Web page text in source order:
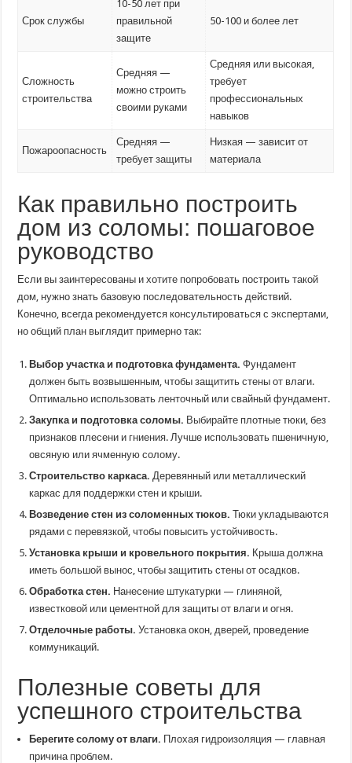
Срок службы
10-50 лет при
правильной
защите
50-100 и более лет
Сложность
строительства
Средняя —
можно строить
своими руками
Средняя или высокая,
требует
профессиональных
навыков
Пожароопасность
Средняя —
требует защиты
Низкая — зависит от
материала
Как правильно построить
дом из соломы: пошаговое
руководство
Если вы заинтересованы и хотите попробовать построить такой
дом, нужно знать базовую последовательность действий.
Конечно, всегда рекомендуется консультироваться с экспертами,
но общий план выглядит примерно так:
Выбор участка и подготовка фундамента. Фундамент
должен быть возвышенным, чтобы защитить стены от влаги.
Оптимально использовать ленточный или свайный фундамент.
Закупка и подготовка соломы. Выбирайте плотные тюки, без
признаков плесени и гниения. Лучше использовать пшеничную,
овсяную или ячменную солому.
Строительство каркаса. Деревянный или металлический
каркас для поддержки стен и крыши.
Возведение стен из соломенных тюков. Тюки укладываются
рядами с перевязкой, чтобы повысить устойчивость.
Установка крыши и кровельного покрытия. Крыша должна
иметь большой вынос, чтобы защитить стены от осадков.
Обработка стен. Нанесение штукатурки — глиняной,
известковой или цементной для защиты от влаги и огня.
Отделочные работы. Установка окон, дверей, проведение
коммуникаций.
Полезные советы для
успешного строительства
Берегите солому от влаги. Плохая гидроизоляция — главная
причина проблем.